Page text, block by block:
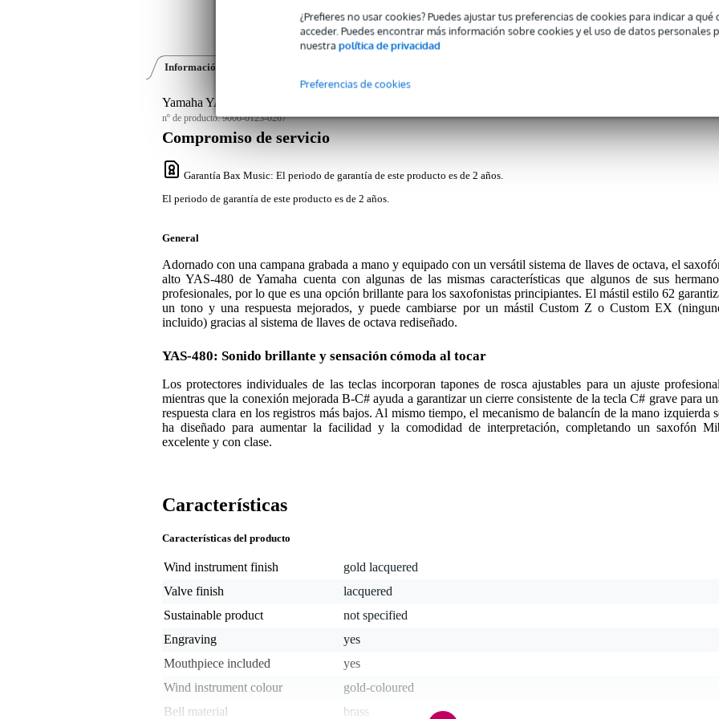
¿Prefieres no usar cookies? Puedes ajustar tus preferencias de cookies para indicar a
acceder. Puedes encontrar más información sobre cookies y el uso de datos personales
nuestra política de privacidad
Preferencias de cookies
Información del producto
Yamaha YAS-480 Eb Alto Saxophone with Semi-hard Case
nº de producto:9000-0123-0267
Compromiso de servicio
Garantía Bax Music: El periodo de garantía de este producto es de 2 años.
El periodo de garantía de este producto es de 2 años.
General
Adornado con una campana grabada a mano y equipado con un versátil sistema de llaves de octava, el
alto YAS-480 de Yamaha cuenta con algunas de las mismas características que algunos de sus
profesionales, por lo que es una opción brillante para los saxofonistas principiantes. El mástil estilo 62
un tono y una respuesta mejorados, y puede cambiarse por un mástil Custom Z o Custom EX
incluido) gracias al sistema de llaves de octava rediseñado.
YAS-480: Sonido brillante y sensación cómoda al tocar
Los protectores individuales de las teclas incorporan tapones de rosca ajustables para un ajuste
mientras que la conexión mejorada B-C# ayuda a garantizar un cierre consistente de la tecla C# grave para
respuesta clara en los registros más bajos. Al mismo tiempo, el mecanismo de balancín de la mano izquierda
ha diseñado para aumentar la facilidad y la comodidad de interpretación, completando un saxofón
excelente y con clase.
Características
Características del producto
Wind instrument finish
gold lacquered
Valve finish
lacquered
Sustainable product
not specified
Engraving
yes
Mouthpiece included
yes
Wind instrument colour
gold-coloured
Bell material
brass